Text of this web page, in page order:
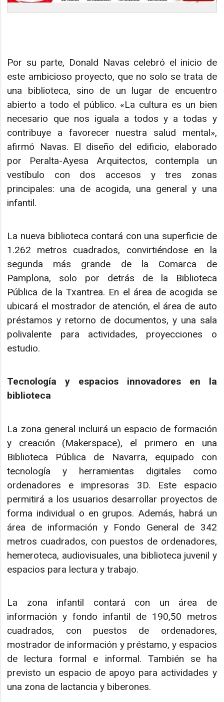
Por su parte, Donald Navas celebró el inicio de
este ambicioso proyecto, que no solo se trata de
una biblioteca, sino de un lugar de encuentro
abierto a todo el público. «La cultura es un bien
necesario que nos iguala a todos y a todas y
contribuye a favorecer nuestra salud mental»,
afirmó Navas. El diseño del edificio, elaborado
por Peralta-Ayesa Arquitectos, contempla un
vestíbulo con dos accesos y tres zonas
principales: una de acogida, una general y una
infantil.
La nueva biblioteca contará con una superficie de
1.262 metros cuadrados, convirtiéndose en la
segunda más grande de la Comarca de
Pamplona, solo por detrás de la Biblioteca
Pública de la Txantrea. En el área de acogida se
ubicará el mostrador de atención, el área de auto
préstamos y retorno de documentos, y una sala
polivalente para actividades, proyecciones o
estudio.
Tecnología y espacios innovadores en la
biblioteca
La zona general incluirá un espacio de formación
y creación (Makerspace), el primero en una
Biblioteca Pública de Navarra, equipado con
tecnología y herramientas digitales como
ordenadores e impresoras 3D. Este espacio
permitirá a los usuarios desarrollar proyectos de
forma individual o en grupos. Además, habrá un
área de información y Fondo General de 342
metros cuadrados, con puestos de ordenadores,
hemeroteca, audiovisuales, una biblioteca juvenil y
espacios para lectura y trabajo.
La zona infantil contará con un área de
información y fondo infantil de 190,50 metros
cuadrados, con puestos de ordenadores,
mostrador de información y préstamo, y espacios
de lectura formal e informal. También se ha
previsto un espacio de apoyo para actividades y
una zona de lactancia y biberones.